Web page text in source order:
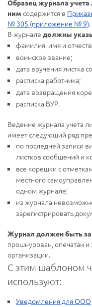
Образец журнала
ним содержится в
№ 305 (приложение № 9).
В журнале должны
фамилия, имя и
воинское звание;
дата вручения листка
расписка работника;
дата возвращения
расписка ВУР.
Ведение журнала учета
имеет следующий ряд
по последней записи
листков сообщений и
все корешки с
местного
одном журнале;
из журнала
зарегистрировать
Журнал должен быть
прошнурован, опечатан
организации.
С этим шаблоном
используют:
Уведомления для ООО